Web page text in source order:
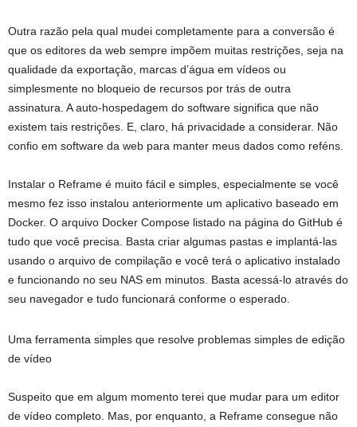
Outra razão pela qual mudei completamente para a conversão é
que os editores da web sempre impõem muitas restrições, seja na
qualidade da exportação, marcas d’água em vídeos ou
simplesmente no bloqueio de recursos por trás de outra
assinatura. A auto-hospedagem do software significa que não
existem tais restrições. E, claro, há privacidade a considerar. Não
confio em software da web para manter meus dados como reféns.
Instalar o Reframe é muito fácil e simples, especialmente se você
mesmo fez isso instalou anteriormente um aplicativo baseado em
Docker. O arquivo Docker Compose listado na página do GitHub é
tudo que você precisa. Basta criar algumas pastas e implantá-las
usando o arquivo de compilação e você terá o aplicativo instalado
e funcionando no seu NAS em minutos. Basta acessá-lo através do
seu navegador e tudo funcionará conforme o esperado.
Uma ferramenta simples que resolve problemas simples de edição
de vídeo
Suspeito que em algum momento terei que mudar para um editor
de vídeo completo. Mas, por enquanto, a Reframe consegue não